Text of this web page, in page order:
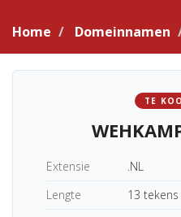
Home Domeinnamen
TE
Extensie
.NL
Lengte
13 tekens